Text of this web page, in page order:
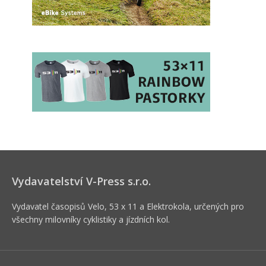
Vydavatelství V-Press s.r.o.
Vydavatel časopisů Velo, 53 x 11 a Elektrokola, určených pro
všechny milovníky cyklistiky a jízdních kol.